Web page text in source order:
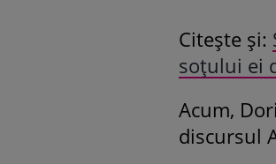
Citește și:
soțului ei
Acum,
discursul